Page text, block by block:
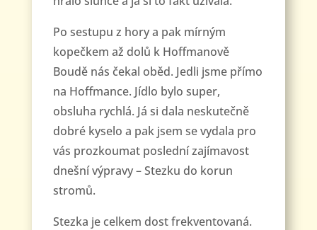
Po sestupu z hory a pak mírným
kopečkem až dolů k Hoffmanově
Boudě nás čekal oběd. Jedli jsme přímo
na Hoffmance. Jídlo bylo super,
obsluha rychlá. Já si dala neskutečně
dobré kyselo a pak jsem se vydala pro
vás prozkoumat poslední zajímavost
dnešní výpravy – Stezku do korun
stromů.
Stezka je celkem dost frekventovaná.